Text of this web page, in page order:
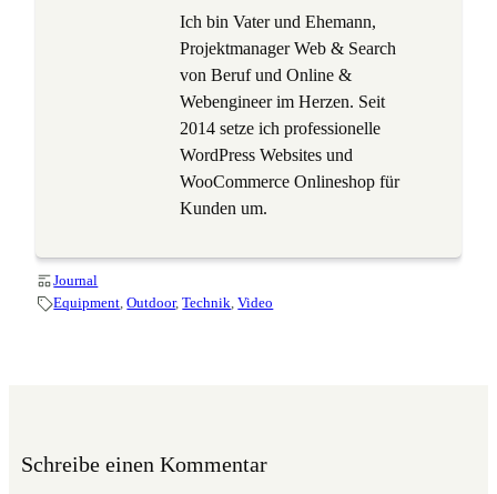
Ich bin Vater und Ehemann,
Projektmanager Web & Search
von Beruf und Online &
Webengineer im Herzen. Seit
2014 setze ich professionelle
WordPress Websites und
WooCommerce Onlineshop für
Kunden um.
Journal
Equipment , Outdoor, Technik , Video
Schreibe einen Kommentar